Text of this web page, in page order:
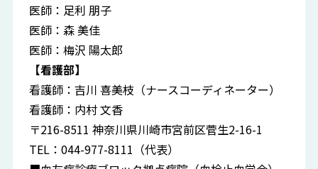
医師：足利 朋子
医師：森 美佳
医師：梅沢 陽太郎
【看護部】
看護師：吉川 喜美枝（ナースコーディネーター）
看護師：内村 文香
〒216-8511 神奈川県川崎市宮前区菅生2-16-1
TEL：044-977-8111（代表）